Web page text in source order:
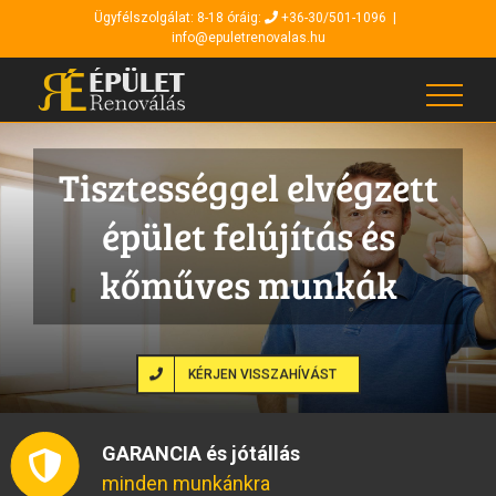
Ügyfélszolgálat: 8-18 óráig: +36-30/501-1096
info@epuletrenovalas.hu
Tisztességgel elvégzett
épület felújítás és
kőműves munkák
KÉRJEN VISSZAHÍVÁST
GARANCIA és jótállás
minden munkánkra